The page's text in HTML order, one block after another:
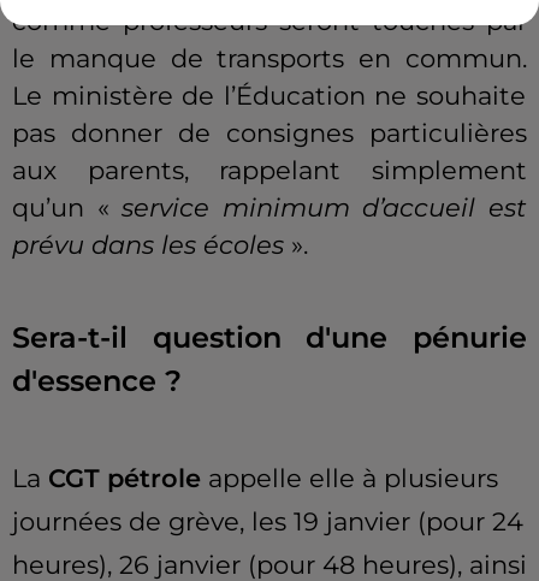
comme professeurs seront touchés par
le manque de transports en commun.
Le ministère de l’Éducation ne souhaite
pas donner de consignes particulières
aux parents, rappelant simplement
qu’un «service minimum d’accueil est
prévu dans les écoles ».
Sera-t-il question d'une pénurie
d'essence ?
La CGT pétrole appelle elle à plusieurs
journées de grève, les 19 janvier (pour 24
heures), 26 janvier (pour 48 heures), ainsi